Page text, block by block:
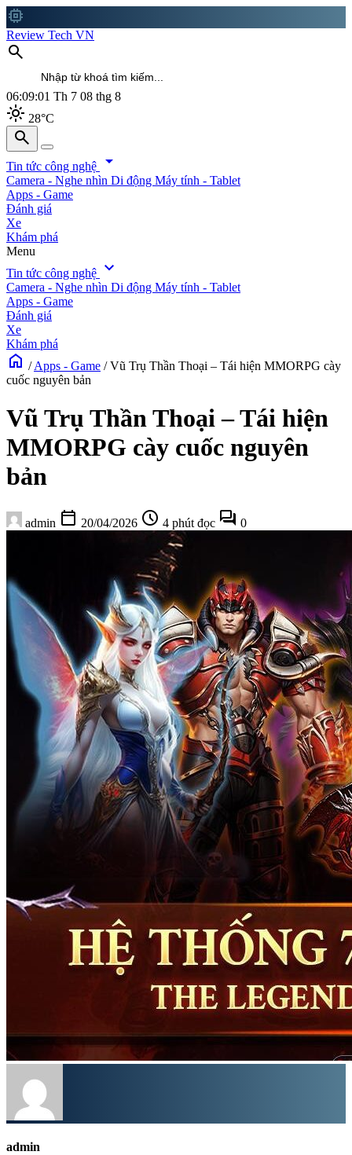
memory
Review Tech VN
search
06:09:04 Th 7 08 thg 8
light_mode 28°C
search
search
Tin tức công nghệ arrow_drop_down
Camera - Nghe nhìn Di động Máy tính - Tablet
Apps - Game
Đánh giá
Xe
Khám phá
Menu
Tin tức công nghệ expand_more
Camera - Nghe nhìn Di động Máy tính - Tablet
Apps - Game
Đánh giá
Xe
Khám phá
home / Apps - Game / Vũ Trụ Thần Thoại – Tái hiện MMORPG cày
cuốc nguyên bản
Vũ Trụ Thần Thoại – Tái hiện
MMORPG cày cuốc nguyên
bản
admin calendar_today 20/04/2026 schedule 4 phút đọc forum 0
admin